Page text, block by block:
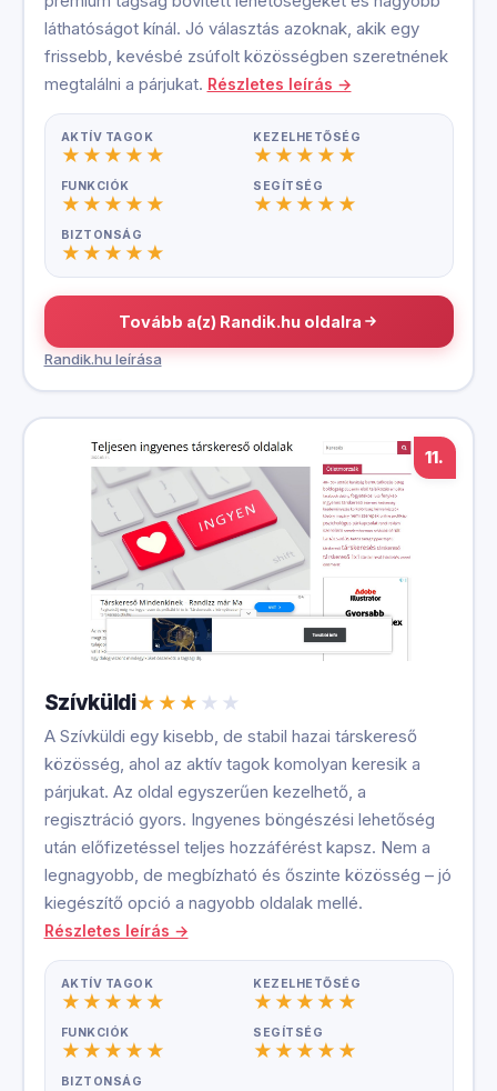
láthatóságot kínál. Jó választás azoknak, akik egy
frissebb, kevésbé zsúfolt közösségben szeretnének
megtalálni a párjukat. Részletes leírás →
AKTÍV TAGOK KEZELHETŐSÉG
FUNKCIÓK SEGÍTSÉG
BIZTONSÁG
Tovább a(z) Randik.hu oldalra
Randik.hu leírása
11.
Szívküldi
A Szívküldi egy kisebb, de stabil hazai társkereső
közösség, ahol az aktív tagok komolyan keresik a
párjukat. Az oldal egyszerűen kezelhető, a
regisztráció gyors. Ingyenes böngészési lehetőség
után előfizetéssel teljes hozzáférést kapsz. Nem a
legnagyobb, de megbízható és őszinte közösség – jó
kiegészítő opció a nagyobb oldalak mellé.
Részletes leírás →
AKTÍV TAGOK KEZELHETŐSÉG
FUNKCIÓK SEGÍTSÉG
BIZTONSÁG